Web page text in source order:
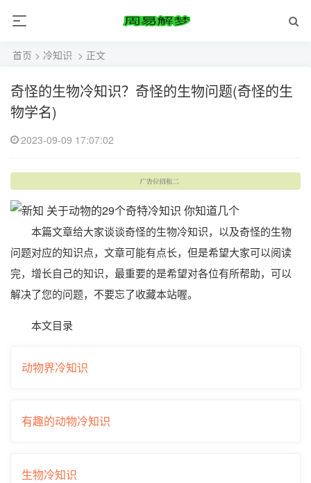
首页 > 冷知识 > 正文
奇怪的生物冷知识？奇怪的生物问题(奇怪的生
物学名)
2023-09-09 17:07:02
本篇文章给大家谈谈奇怪的生物冷知识，以及奇怪的生物
问题对应的知识点，文章可能有点长，但是希望大家可以阅读
完，增长自己的知识，最重要的是希望对各位有所帮助，可以
解决了您的问题，不要忘了收藏本站喔。
本文目录
动物界冷知识
有趣的动物冷知识
生物冷知识